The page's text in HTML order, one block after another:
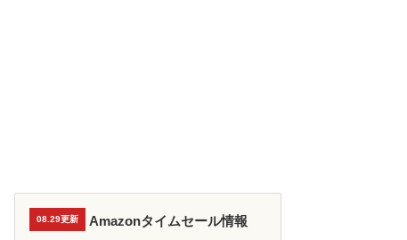
08.29更新 Amazonタイムセール情報